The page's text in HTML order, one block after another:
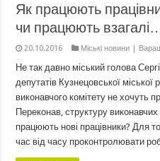
Як працюють
чи працюють
20.10.2016 Міські новини |
Не так давно міський голова
депутатів Кузнецовської
виконавчого комітету не хочуть
Переконав, структуру
працюють нові працівники? Для
час від часу проконтролювати